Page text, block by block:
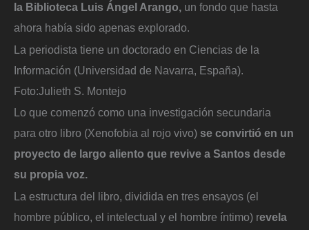
la Biblioteca Luis Ángel Arango, un fondo que hasta
ahora había sido apenas explorado.
La periodista tiene un doctorado en Ciencias de la
Información (Universidad de Navarra, España).
Foto:Julieth S. Montejo
Lo que comenzó como una investigación secundaria
para otro libro (Xenofobia al rojo vivo) se convirtió en un
proyecto de largo aliento que revive a Santos desde
su propia voz.
La estructura del libro, dividida en tres ensayos (el
hombre público, el intelectual y el hombre íntimo) revela